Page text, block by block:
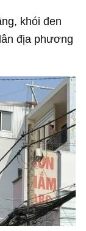
khói đen
địa phương